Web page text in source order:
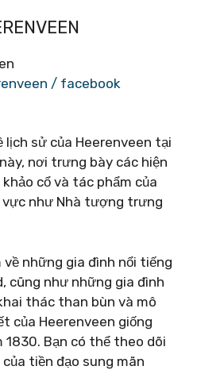
/ facebook
lịch sử của Heerenveen tại
nơi trưng bày các hiện
cổ và tác phẩm của
như Nhà tượng trưng
những gia đình nổi tiếng
cũng như những gia đình
thác than bùn và mô
của Heerenveen giống
Bạn có thể theo dõi
tiền đạo sung mãn